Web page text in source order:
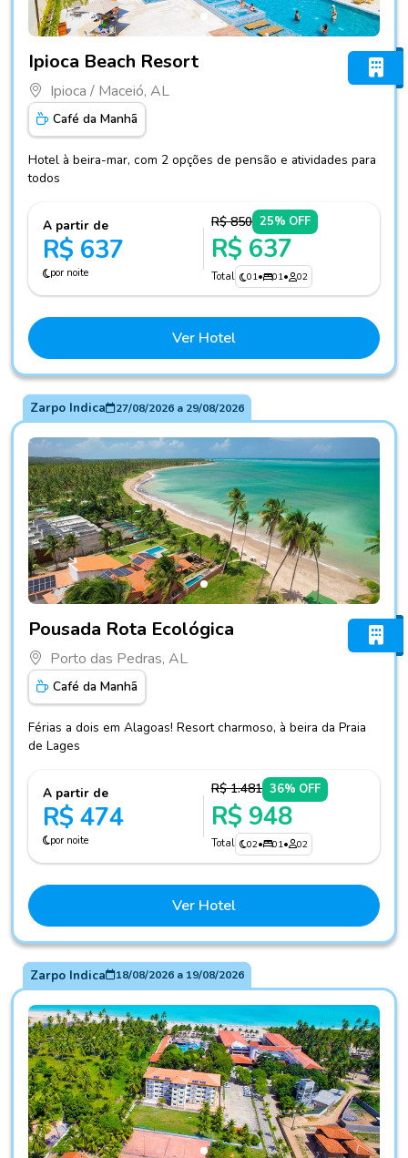
Ipioca Beach Resort
Ipioca / Maceió, AL
Café da Manhã
Hotel à beira-mar, com 2 opções de pensão e atividades para
todos
A partir de
R$ 637
por noite
R$ 850 25% OFF
R$ 637
Total 01• 01• 02
Ver Hotel
Zarpo Indica 27/08/2026a 29/08/2026
Pousada Rota Ecológica
Porto das Pedras, AL
Café da Manhã
Férias a dois em Alagoas! Resort charmoso, à beira da Praia
de Lages
A partir de
R$ 474
por noite
R$ 1.481 36% OFF
R$ 948
Total 02• 01• 02
Ver Hotel
Zarpo Indica 18/08/2026a 19/08/2026